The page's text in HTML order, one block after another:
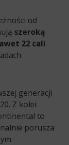
od
szeroką
22 cali
generacji
Z kolei
to
porusza